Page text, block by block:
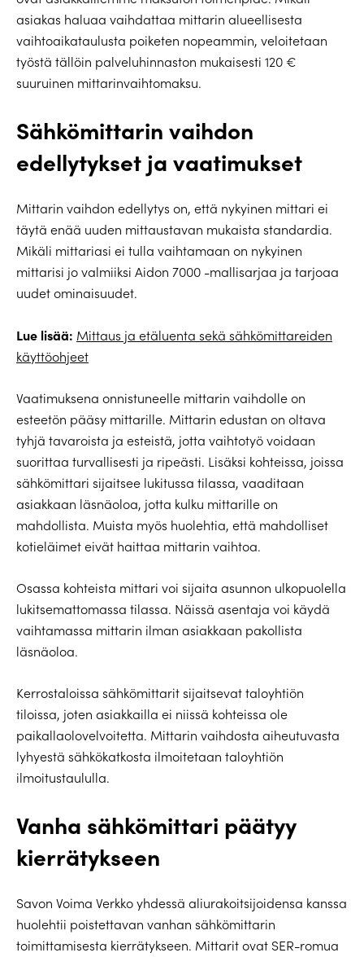
asiakas haluaa vaihdattaa mittarin alueellisesta
vaihtoaikataulusta poiketen nopeammin, veloitetaan
työstä tällöin palveluhinnaston mukaisesti 120 €
suuruinen mittarinvaihtomaksu.
Sähkömittarin vaihdon
edellytykset ja vaatimukset
Mittarin vaihdon edellytys on, että nykyinen mittari ei
täytä enää uuden mittaustavan mukaista standardia.
Mikäli mittariasi ei tulla vaihtamaan on nykyinen
mittarisi jo valmiiksi Aidon 7000 -mallisarjaa ja tarjoaa
uudet ominaisuudet.
Lue lisää: Mittaus ja etäluenta sekä sähkömittareiden
käyttöohjeet
Vaatimuksena onnistuneelle mittarin vaihdolle on
esteetön pääsy mittarille. Mittarin edustan on oltava
tyhjä tavaroista ja esteistä, jotta vaihtotyö voidaan
suorittaa turvallisesti ja ripeästi. Lisäksi kohteissa, joissa
sähkömittari sijaitsee lukitussa tilassa, vaaditaan
asiakkaan läsnäoloa, jotta kulku mittarille on
mahdollista. Muista myös huolehtia, että mahdolliset
kotieläimet eivät haittaa mittarin vaihtoa.
Osassa kohteista mittari voi sijaita asunnon ulkopuolella
lukitsemattomassa tilassa. Näissä asentaja voi käydä
vaihtamassa mittarin ilman asiakkaan pakollista
läsnäoloa.
Kerrostaloissa sähkömittarit sijaitsevat taloyhtiön
tiloissa, joten asiakkailla ei niissä kohteissa ole
paikallaolovelvoitetta. Mittarin vaihdosta aiheutuvasta
lyhyestä sähkökatkosta ilmoitetaan taloyhtiön
ilmoitustaululla.
Vanha sähkömittari päätyy
kierrätykseen
Savon Voima Verkko yhdessä aliurakoitsijoidensa kanssa
huolehtii poistettavan vanhan sähkömittarin
toimittamisesta kierrätykseen. Mittarit ovat SER-romua